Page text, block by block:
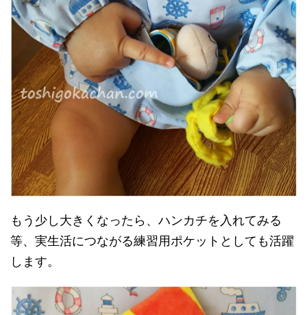
もう少し大きくなったら、ハンカチを入れてみる
等、実生活につながる練習用ポケットとしても活躍
します。